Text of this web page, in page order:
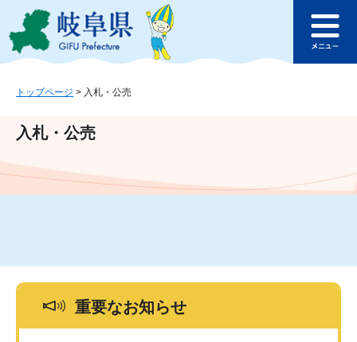
ジ
ュ
文
このページの本文へ
ュ
トップページ > 入札・公売
入札・公売
重要なお知らせ